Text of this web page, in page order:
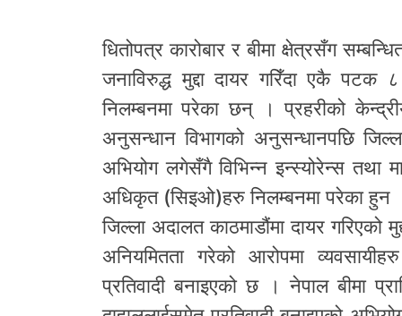
धितोपत्र कारोबार र बीमा क्षेत्रसँग
जनाविरुद्ध मुद्दा दायर गरिँदा एकै
निलम्बनमा परेका छन् । प्रहरीको
अनुसन्धान विभागको अनुसन्धानपछि
अभियोग लगेसँगै विभिन्न इन्स्योरेन्स तथा
अधिकृत (सिइओ)हरु निलम्बनमा परेका हुन
जिल्ला अदालत काठमाडौंमा दायर गरिएको
अनियमितता गरेको आरोपमा
प्रतिवादी बनाइएको छ । नेपाल बीमा